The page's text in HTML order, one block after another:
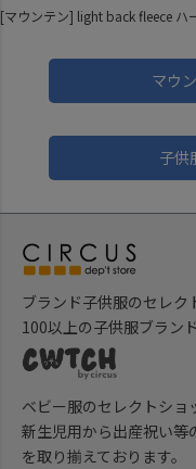
[マウンテン] light back fleece ハ
マウ
子供
ブランド子供服のセレク
100以上の子供服ブラン
ベビー服のセレクトショ
新生児用から出産祝い等
を取り揃えております。